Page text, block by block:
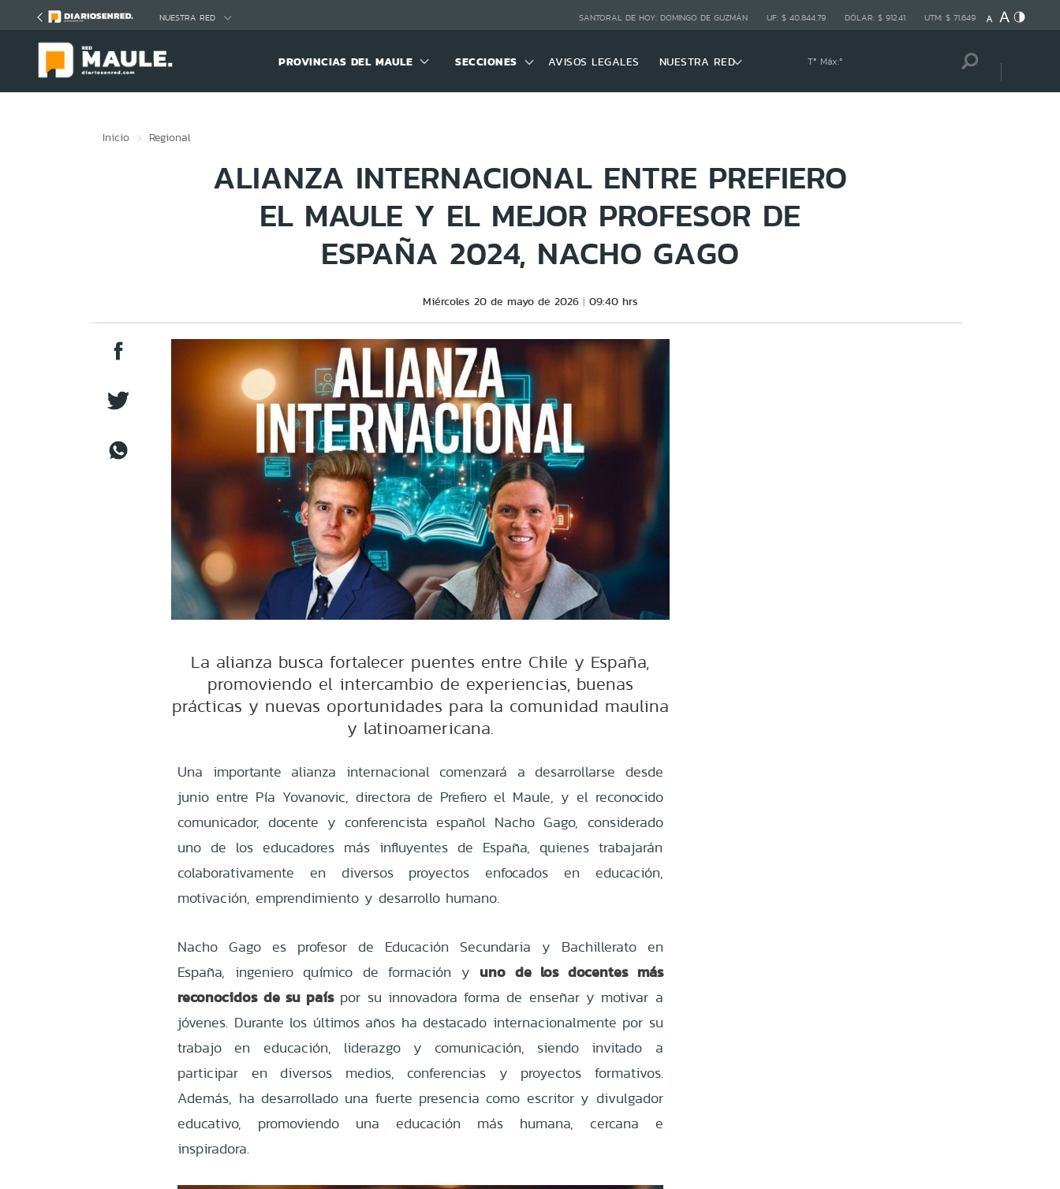
NUESTRA RED SANTORAL DE HOY: DOMINGO DE GUZMÁN UF: $ 40.844,79 DÓLAR: $ 912,41 UTM: $ 71.649
PROVINCIAS DEL MAULE SECCIONES AVISOS LEGALES NUESTRA RED Tª Máx:º
Inicio Regional
ALIANZA INTERNACIONAL ENTRE PREFIERO
EL MAULE Y EL MEJOR PROFESOR DE
ESPAÑA 2024, NACHO GAGO
Miércoles 20 de mayo de 2026 09:40 hrs
La alianza busca fortalecer puentes entre Chile y España,
promoviendo el intercambio de experiencias, buenas
prácticas y nuevas oportunidades para la comunidad maulina
y latinoamericana.
Una importante alianza internacional comenzará a desarrollarse desde
junio entre Pía Yovanovic, directora de Prefiero el Maule, y el reconocido
comunicador, docente y conferencista español Nacho Gago, considerado
uno de los educadores más influyentes de España, quienes trabajarán
colaborativamente en diversos proyectos enfocados en educación,
motivación, emprendimiento y desarrollo humano.
Nacho Gago es profesor de Educación Secundaria y Bachillerato en
España, ingeniero químico de formación y uno de los docentes más
reconocidos de su paíspor su innovadora forma de enseñar y motivar a
jóvenes. Durante los últimos años ha destacado internacionalmente por su
trabajo en educación, liderazgo y comunicación, siendo invitado a
participar en diversos medios, conferencias y proyectos formativos.
Además, ha desarrollado una fuerte presencia como escritor y divulgador
educativo, promoviendo una educación más humana, cercana e
inspiradora.